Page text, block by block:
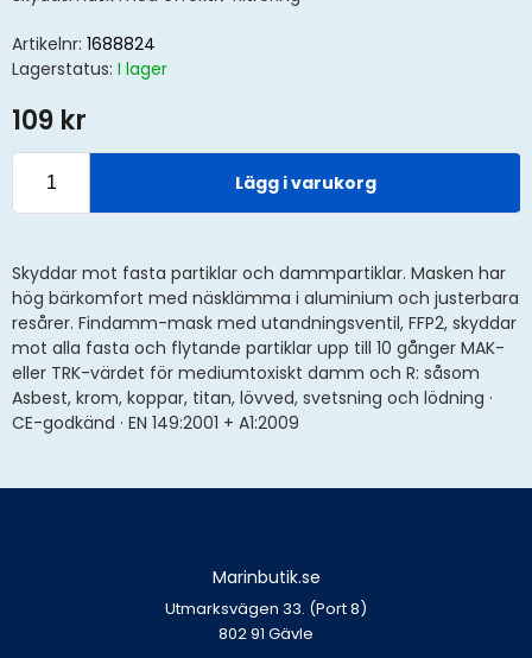
Artikelnr: 1688824
Lagerstatus: I lager
109 kr
Lägg i varukorg
Skyddar mot fasta partiklar och dammpartiklar. Masken har
hög bärkomfort med näsklämma i aluminium och justerbara
resårer. Findamm-mask med utandningsventil, FFP2, skyddar
mot alla fasta och flytande partiklar upp till 10 gånger MAK-
eller TRK-värdet för mediumtoxiskt damm och R: såsom
Asbest, krom, koppar, titan, lövved, svetsning och lödning ·
CE-godkänd · EN 149:2001 + A1:2009
Marinbutik.se
Utmarksvägen 33. (Port 8)
802 91 Gävle